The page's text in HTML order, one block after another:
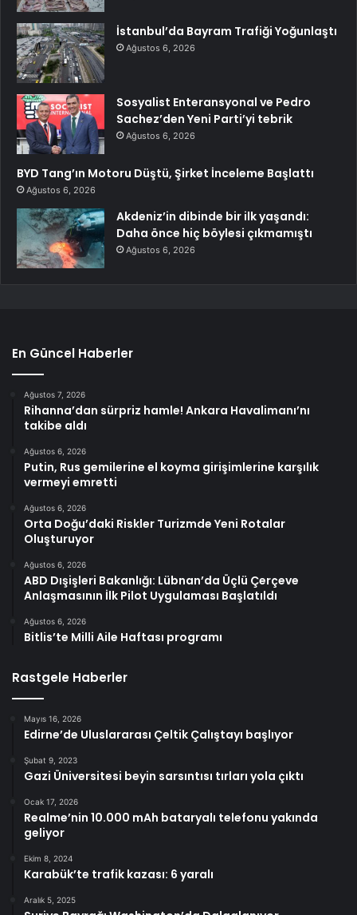
İstanbul’da Bayram Trafiği Yoğunlaştı
Ağustos 6, 2026
Sosyalist Enteransyonal ve Pedro
Sachez’den Yeni Parti’yi tebrik
Ağustos 6, 2026
BYD Tang’ın Motoru Düştü, Şirket İnceleme Başlattı
Ağustos 6, 2026
Akdeniz’in dibinde bir ilk yaşandı:
Daha önce hiç böylesi çıkmamıştı
Ağustos 6, 2026
En Güncel Haberler
Ağustos 7, 2026
Rihanna’dan sürpriz hamle! Ankara Havalimanı’nı
takibe aldı
Ağustos 6, 2026
Putin, Rus gemilerine el koyma girişimlerine karşılık
vermeyi emretti
Ağustos 6, 2026
Orta Doğu’daki Riskler Turizmde Yeni Rotalar
Oluşturuyor
Ağustos 6, 2026
ABD Dışişleri Bakanlığı: Lübnan’da Üçlü Çerçeve
Anlaşmasının İlk Pilot Uygulaması Başlatıldı
Ağustos 6, 2026
Bitlis’te Milli Aile Haftası programı
Rastgele Haberler
Mayıs 16, 2026
Edirne’de Uluslararası Çeltik Çalıştayı başlıyor
Şubat 9, 2023
Gazi Üniversitesi beyin sarsıntısı tırları yola çıktı
Ocak 17, 2026
Realme’nin 10.000 mAh bataryalı telefonu yakında
geliyor
Ekim 8, 2024
Karabük’te trafik kazası: 6 yaralı
Aralık 5, 2025